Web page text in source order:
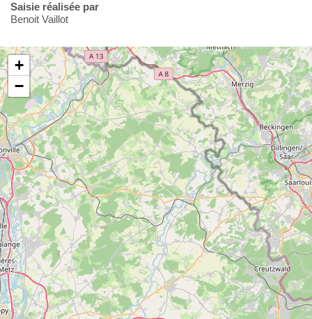
Saisie réalisée par
Benoit Vaillot
+
−